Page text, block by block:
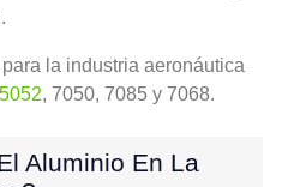
la industria aeronáutica
5052, 7050, 7085 y 7068.
Aluminio En La